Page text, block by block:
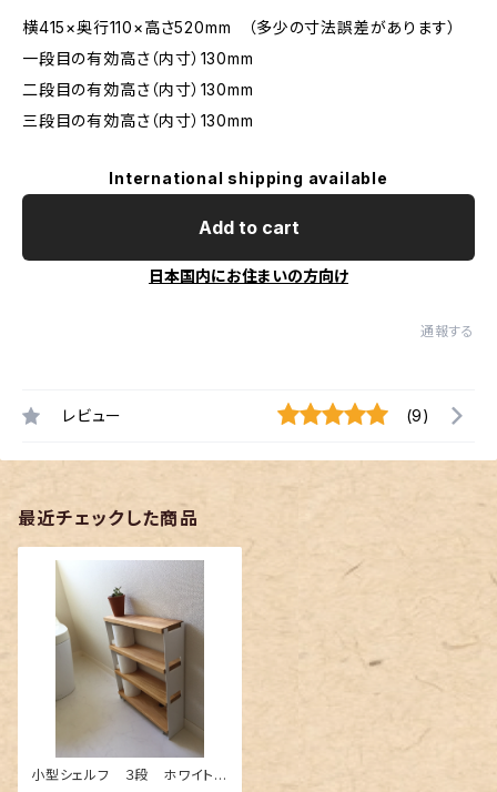
横415×奥行110×高さ520mm （多少の寸法誤差があります）
一段目の有効高さ（内寸）130mm
二段目の有効高さ（内寸）130mm
三段目の有効高さ（内寸）130mm
International shipping available
Add to cart
日本国内にお住まいの方向け
通報する
レビュー (9)
最近チェックした商品
小型シェルフ ３段 ホワイト